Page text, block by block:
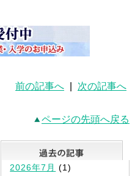
前の記事へ 次の記事へ
ページの先頭へ戻る
最新記事一覧
2026年7月 (1)